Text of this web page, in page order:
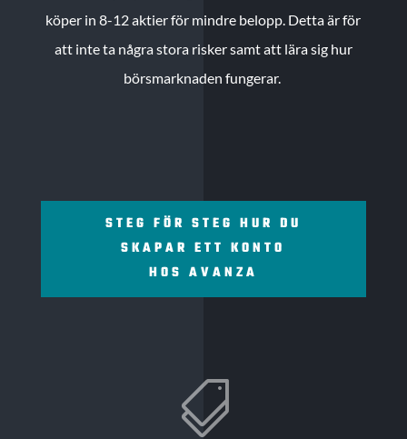
köper in 8-12 aktier för mindre belopp. Detta är för
att inte ta några stora risker samt att lära sig hur
börsmarknaden fungerar.
STEG FÖR STEG HUR DU
SKAPAR ETT KONTO
HOS AVANZA
